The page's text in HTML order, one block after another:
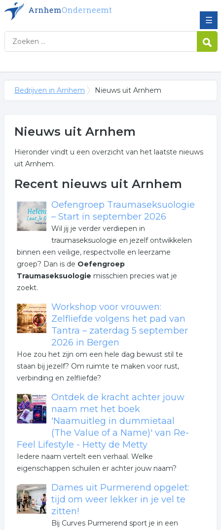
☰
Bedrijven in Arnhem Nieuws uit Arnhem
Nieuws uit Arnhem
Hieronder vindt u een overzicht van het laatste nieuws
uit Arnhem.
Recent nieuws uit Arnhem
Oefengroep Traumaseksuologie
– Start in september 2026
Wil jij je verder verdiepen in
traumaseksuologie en jezelf ontwikkelen
binnen een veilige, respectvolle en leerzame
groep? Dan is de Oefengroep
Traumaseksuologie misschien precies wat je
zoekt.
Workshop voor vrouwen:
Zelfliefde volgens het pad van
Tantra – zaterdag 5 september
2026 in Bergen
Hoe zou het zijn om een hele dag bewust stil te
staan bij jezelf? Om ruimte te maken voor rust,
verbinding en zelfliefde?
Ontdek de kracht achter jouw
naam met het boek
'Naamuitleg in dummietaal
(The Value of a Name)' van Re-
Feel Lifestyle - Hetty de Metty
Iedere naam vertelt een verhaal. Welke
eigenschappen schuilen er achter jouw naam?
Dames uit Purmerend opgelet:
tijd om weer lekker in je vel te
zitten!
Bij Curves Purmerend sport je in een